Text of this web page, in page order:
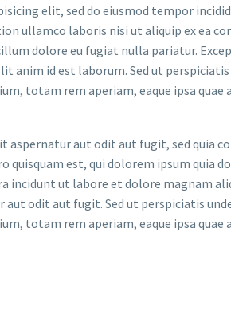
elit, sed do eiusmod tempor
ullamco laboris nisi ut aliquip ex ea
dolore eu fugiat nulla pariatur.
anim id est laborum. Sed ut
totam rem aperiam, eaque ipsa
aut odit aut fugit, sed quia
quisquam est, qui dolorem ipsum quia
incidunt ut labore et dolore magnam
odit aut fugit. Sed ut perspiciatis
totam rem aperiam, eaque ipsa